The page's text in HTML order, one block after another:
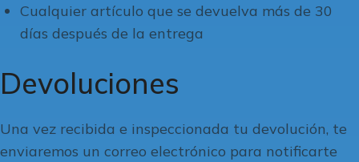
Cualquier artículo que se devuelva más de 30
días después de la entrega
Devoluciones
Una vez recibida e inspeccionada tu devolución, te
enviaremos un correo electrónico para notificarte